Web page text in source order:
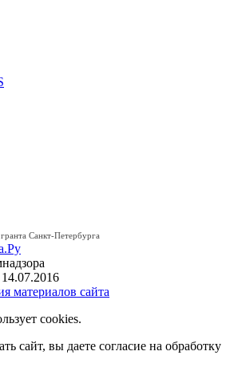
Санкт-Петербурга
материалов сайта
cookies.
сайт, вы даете согласие на обработку